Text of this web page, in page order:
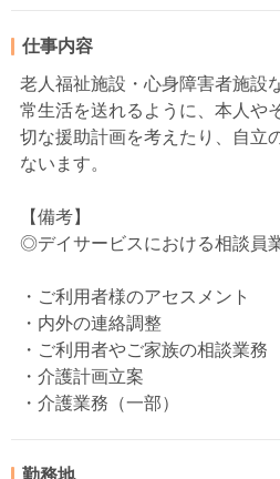
仕事内容
老人福祉施設・心身障害者施設
常生活を送れるように、本人や
切な援助計画を考えたり、自立
ないます。
【備考】
◎デイサービスにおける相談員
・ご利用者様のアセスメント
・内外の連絡調整
・ご利用者やご家族の相談業務
・介護計画立案
・介護業務（一部）
勤務地